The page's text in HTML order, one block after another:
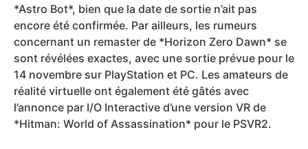
*Astro Bot*, bien que la date de sortie n’ait pas
encore été confirmée. Par ailleurs, les rumeurs
concernant un remaster de *Horizon Zero Dawn* se
sont révélées exactes, avec une sortie prévue pour le
14 novembre sur PlayStation et PC. Les amateurs de
réalité virtuelle ont également été gâtés avec
l’annonce par I/O Interactive d’une version VR de
*Hitman: World of Assassination* pour le PSVR2.